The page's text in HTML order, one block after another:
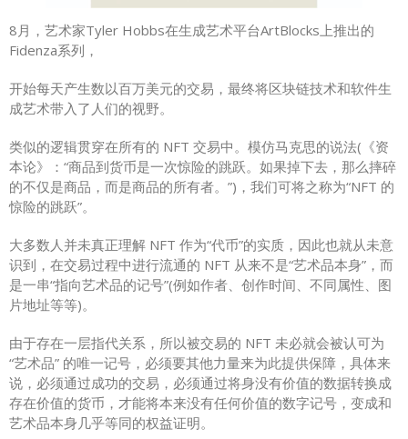
8月，艺术家Tyler Hobbs在生成艺术平台ArtBlocks上推出的
Fidenza系列，
开始每天产生数以百万美元的交易，最终将区块链技术和软件生
成艺术带入了人们的视野。
类似的逻辑贯穿在所有的 NFT 交易中。模仿马克思的说法(《资
本论》：“商品到货币是一次惊险的跳跃。如果掉下去，那么摔碎
的不仅是商品，而是商品的所有者。”)，我们可将之称为“NFT 的
惊险的跳跃”。
大多数人并未真正理解 NFT 作为“代币”的实质，因此也就从未意
识到，在交易过程中进行流通的 NFT 从来不是“艺术品本身”，而
是一串“指向艺术品的记号”(例如作者、创作时间、不同属性、图
片地址等等)。
由于存在一层指代关系，所以被交易的 NFT 未必就会被认可为
“艺术品” 的唯一记号，必须要其他力量来为此提供保障，具体来
说，必须通过成功的交易，必须通过将身没有价值的数据转换成
存在价值的货币，才能将本来没有任何价值的数字记号，变成和
艺术品本身几乎等同的权益证明。